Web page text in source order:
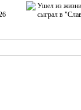
Ушел из жизни
сыграл в